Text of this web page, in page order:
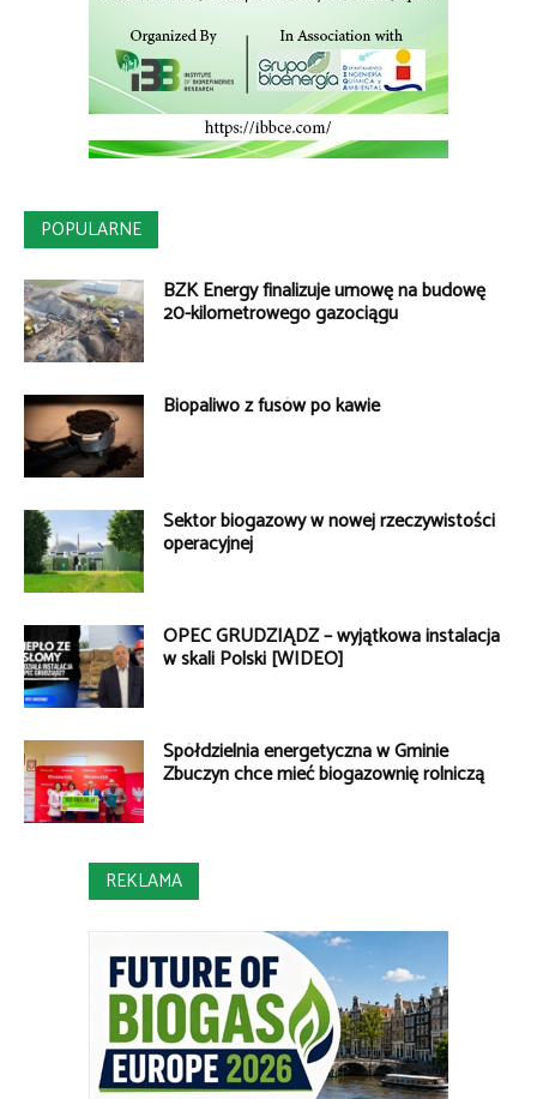
POPULARNE
BZK Energy finalizuje umowę na budowę
20-kilometrowego gazociągu
Biopaliwo z fusów po kawie
Sektor biogazowy w nowej rzeczywistości
operacyjnej
OPEC GRUDZIĄDZ – wyjątkowa instalacja
w skali Polski [WIDEO]
Spółdzielnia energetyczna w Gminie
Zbuczyn chce mieć biogazownię rolniczą
REKLAMA